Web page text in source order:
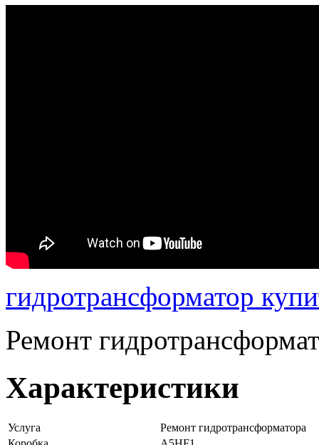
гидротрансформатор
Ремонт
Характеристики
Услуга
Ремонт гидротрансформатора